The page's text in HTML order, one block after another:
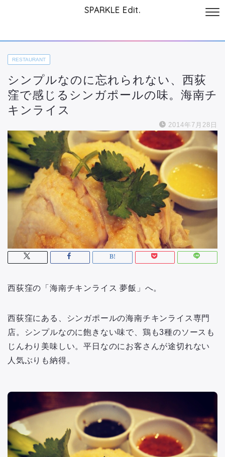
SPARKLE Edit.
RESTAURANT
シンプルなのに忘れられない、西荻
窪で感じるシンガポールの味。海南チ
キンライス
2014年7月28日
西荻窪の「海南チキンライス 夢飯」へ。
西荻窪にある、シンガポールの海南チキンライス専門
店。シンプルなのに飽きない味で、鶏も3種のソースも
じんわり美味しい。平日なのにお客さんが途切れない
人気ぶりも納得。